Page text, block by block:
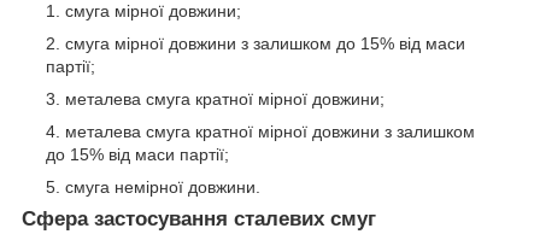
смуга мірної довжини;
смуга мірної довжини з залишком до 15% від маси
партії;
металева смуга кратної мірної довжини;
металева смуга кратної мірної довжини з залишком
до 15% від маси партії;
смуга немірної довжини.
Сфера застосування сталевих смуг